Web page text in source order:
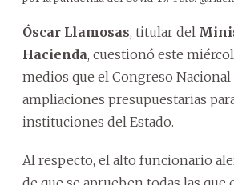
Óscar Llamosas, titular del
Hacienda, cuestionó este
medios que el Congreso Nacional
ampliaciones presupuestarias
instituciones del Estado.
Al respecto, el alto funcionario